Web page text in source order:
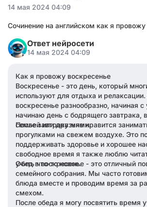
14 мая 2024 04:09
Сочинение на английском как я
Ответ нейросети
14 мая 2024 04:09
Как я провожу воскресенье
Воскресенье - это день, который
используют для отдыха и
воскресенье разнообразно, начиная
начинаю день с бодрящего завтрака,
семьей или друзьями.
После завтрака мне нравится
прогулками на свежем воздухе. Это
поддерживать здоровье и хорошее
свободное время я также люблю
учить что-то новое.
Обед в воскресенье - это отличный
семейного собрания. Мы часто
блюда вместе и проводим время за
смехом.
После обеда я могу посвятить время